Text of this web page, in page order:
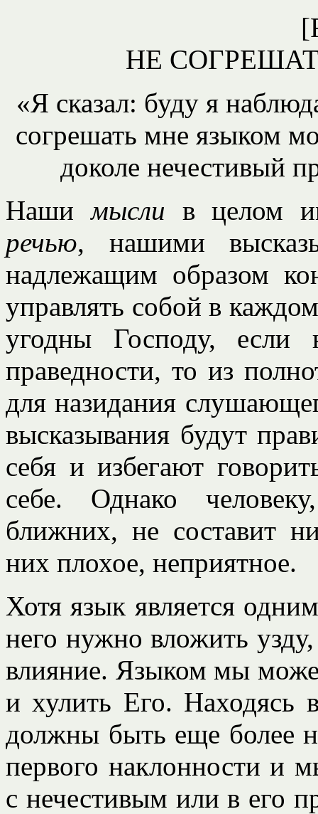
НЕ
«Я сказал: буду я
согрешать мне языком
доколе нечестивый
Нашимысли в целом
речью, нашими
надлежащим образом
управлять собой в
угодны Господу, если
праведности, то из
для назидания
высказывания будут
себя и избегают
себе. Однако
ближних, не составит
них плохое, неприятное.
Хотя язык является
него нужно вложить
влияние. Языком мы
и хулить Его. Находясь
должны быть еще более
первого наклонности и
с нечестивым или в его